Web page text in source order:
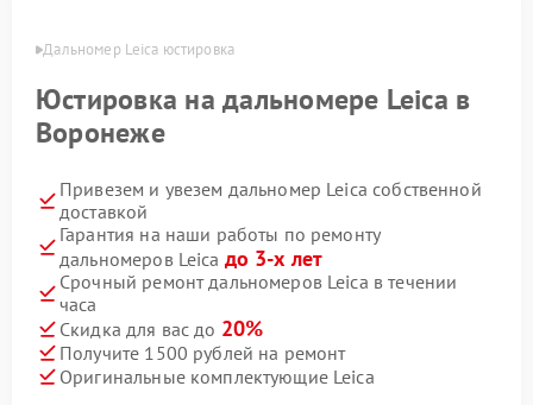
Дальномер Leica юстировка
Юстировка на дальномере Leica в
Воронеже
Привезем и увезем дальномер Leica собственной
доставкой
Гарантия на наши работы по ремонту
дальномеров Leica до 3-х лет
Срочный ремонт дальномеров Leica в течении
часа
Скидка для вас до 20%
Получите 1500 рублей на ремонт
Оригинальные комплектующие Leica